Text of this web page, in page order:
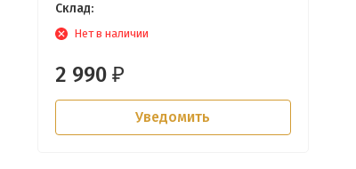
Склад:
Нет в наличии
2 990 ₽
Уведомить